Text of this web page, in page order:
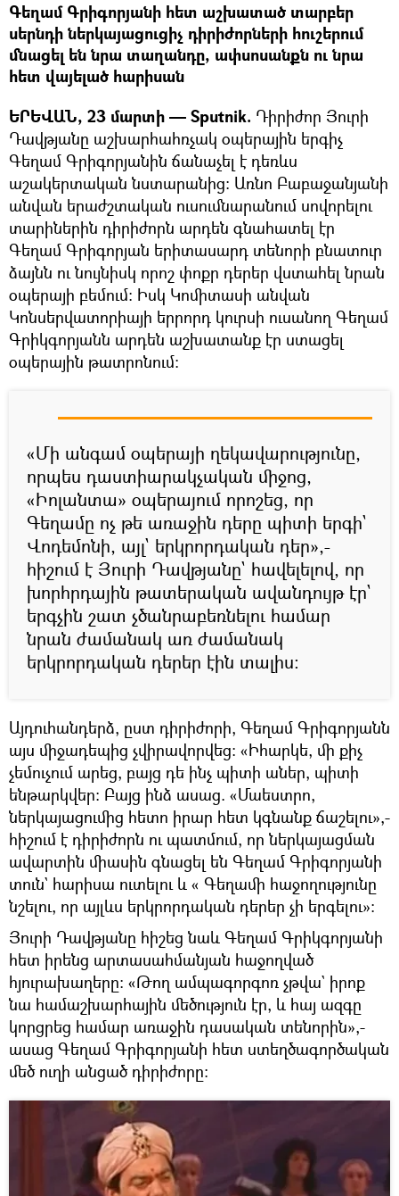
Գեղամ Գրիգորյանի հետ աշխատած տարբեր
սերնդի ներկայացուցիչ դիրիժորների հուշերում
մնացել են նրա տաղանդը, ափսոսանքն ու նրա
հետ վայելած հարիսան
ԵՐԵՎԱՆ, 23 մարտի — Sputnik. Դիրիժոր Յուրի
Դավթյանը աշխարհահռչակ օպերային երգիչ
Գեղամ Գրիգորյանին ճանաչել է դեռևս
աշակերտական նստարանից: Առնո Բաբաջանյանի
անվան երաժշտական ուսումնարանում սովորելու
տարիներին դիրիժորն արդեն գնահատել էր
Գեղամ Գրիգորյան երիտասարդ տենորի բնատուր
ձայնն ու նույնիսկ որոշ փոքր դերեր վստահել նրան
օպերայի բեմում: Իսկ Կոմիտասի անվան
Կոնսերվատորիայի երրորդ կուրսի ուսանող Գեղամ
Գրիկգորյանն արդեն աշխատանք էր ստացել
օպերային թատրոնում:
«Մի անգամ օպերայի ղեկավարությունը,
որպես դաստիարակչական միջոց,
«Իոլանտա» օպերայում որոշեց, որ
Գեղամը ոչ թե առաջին դերը պիտի երգի`
Վոդեմոնի, այլ` երկրորդական դեր»,-
հիշում է Յուրի Դավթյանը` հավելելով, որ
խորհրդային թատերական ավանդույթ էր`
երգչին շատ չծանրաբեռնելու համար
նրան ժամանակ առ ժամանակ
երկրորդական դերեր էին տալիս:
Այդուհանդերձ, ըստ դիրիժորի, Գեղամ Գրիգորյանն
այս միջադեպից չվիրավորվեց: «Իհարկե, մի քիչ
չեմուչում արեց, բայց դե ինչ պիտի աներ, պիտի
ենթարկվեր: Բայց ինձ ասաց. «Մաեստրո,
ներկայացումից հետո իրար հետ կգնանք ճաշելու»,-
հիշում է դիրիժորն ու պատմում, որ ներկայացման
ավարտին միասին գնացել են Գեղամ Գրիգորյանի
տուն` հարիսա ուտելու և « Գեղամի հաջողությունը
նշելու, որ այլևս երկրորդական դերեր չի երգելու»:
Յուրի Դավթյանը հիշեց նաև Գեղամ Գրիկգորյանի
հետ իրենց արտասահմանյան հաջողված
հյուրախաղերը: «Թող ամպագորգոռ չթվա` իրոք
նա համաշխարհային մեծություն էր, և հայ ազգը
կորցրեց համար առաջին դասական տենորին»,-
ասաց Գեղամ Գրիգորյանի հետ ստեղծագործական
մեծ ուղի անցած դիրիժորը: